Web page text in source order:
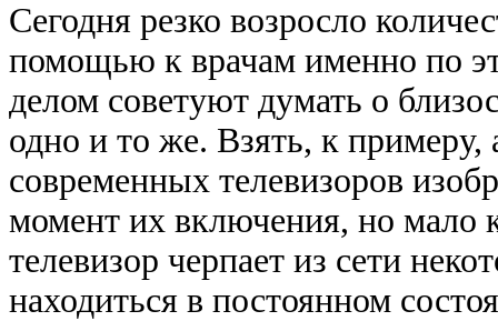
Сегодня резко возросло
помощью к врачам именно по
делом советуют думать о
одно и то же. Взять, к
современных телевизоров
момент их включения, но мало
телевизор черпает из сети
находиться в постоянном